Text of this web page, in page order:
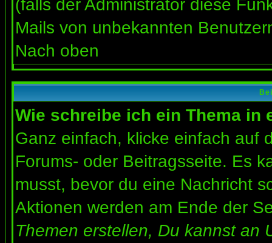
(falls der Administrator diese
Mails von unbekannten
Nach oben
Wie schreibe ich ein Thema in
Ganz einfach, klicke einfach auf
Forums- oder Beitragsseite. Es
musst, bevor du eine Nachricht
Aktionen werden am Ende der
Themen erstellen, Du kannst an